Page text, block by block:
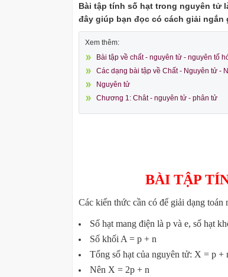
Bài tập tính số hạt trong nguyên tử
đây giúp bạn đọc có cách giải ngắn
Xem thêm:
Bài tập về chất - nguyên tử - nguyên tố
Các dạng bài tập về Chất - Nguyên tử -
Nguyên tử
Chương 1: Chât - nguyên tử - phân tử
BÀI TẬP
Các kiến thức cần có để giải dạng toán
Số hạt mang điện là p và e, số hạt
Số khối A = p + n
Tổng số hạt của nguyên tử: X = p +
Nên X = 2p + n